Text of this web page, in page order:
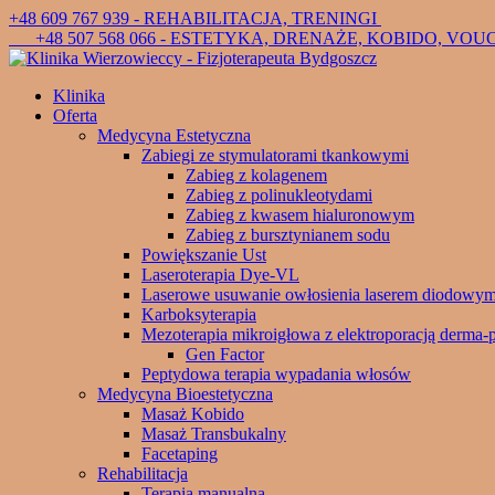
+48 609 767 939 - REHABILITACJA, TRENINGI
+48 507 568 066 - ESTETYKA, DRENAŻE, KOBIDO,
Klinika
Oferta
Medycyna Estetyczna
Zabiegi ze stymulatorami tkankowymi
Zabieg z kolagenem
Zabieg z polinukleotydami
Zabieg z kwasem hialuronowym
Zabieg z bursztynianem sodu
Powiększanie Ust
Laseroterapia Dye-VL
Laserowe usuwanie owłosienia laserem
Karboksyterapia
Mezoterapia mikroigłowa z elektroporacją derma-
Gen Factor
Peptydowa terapia wypadania włosów
Medycyna Bioestetyczna
Masaż Kobido
Masaż Transbukalny
Facetaping
Rehabilitacja